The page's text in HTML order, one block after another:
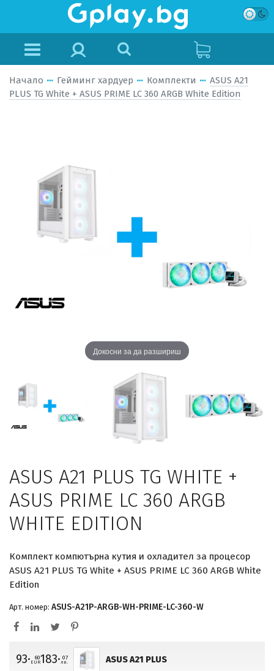
Начало Гейминг хардуер Комплекти
ASUS A21
PLUS TG White + ASUS PRIME LC 360 ARGB White Edition
Докосни за да разшириш
ASUS A21 PLUS TG WHITE +
ASUS PRIME LC 360 ARGB
WHITE EDITION
Комплект компютърна кутия и охладител за процесор
ASUS A21 PLUS TG White + ASUS PRIME LC 360 ARGB White
Edition
Арт. номер: ASUS-A21P-ARGB-WH-PRIME-LC-360-W
93· 60
EUR183· 07
лв. ASUS A21 PLUS